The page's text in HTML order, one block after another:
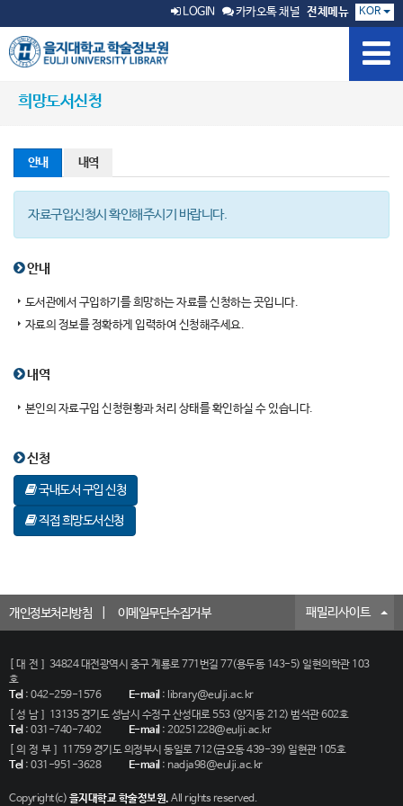
LOGIN 카카오톡 채널 전체메뉴 KOR
희망도서신청
안내 내역
자료구입신청시 확인해주시기 바랍니다.
안내
도서관에서 구입하기를 희망하는 자료를 신청하는 곳입니다.
자료의 정보를 정확하게 입력하여 신청해주세요.
내역
본인의 자료구입 신청현황과 처리 상태를 확인하실 수 있습니다.
신청
국내도서 구입 신청
직접 희망도서신청
개인정보처리방침 이메일무단수집거부 패밀리사이트
[대전]
34824 대전광역시 중구 계룡로 771번길 77(용두동 143-5) 일현의학관 103
호
Tel: 042-259-1576 E-mail: library@eulji.ac.kr
[성남]
13135 경기도 성남시 수정구 산성대로 553 (양지동 212) 범석관 602호
Tel: 031-740-7402 E-mail: 20251228@eulji.ac.kr
[의정부]
11759 경기도 의정부시 동일로 712(금오동 439-39) 일현관 105호
Tel: 031-951-3628 E-mail: nadja98@eulji.ac.kr
Copyright(c) 을지대학교 학술정보원. All rights reserved.